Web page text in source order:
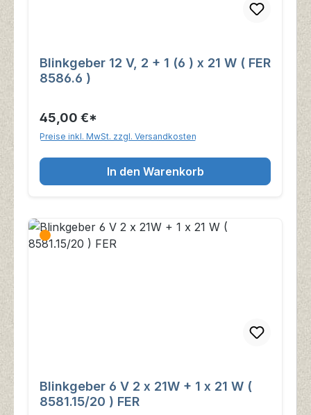
Blinkgeber 12 V, 2 + 1 (6 ) x 21 W ( FER
8586.6 )
45,00 €*
Preise inkl. MwSt. zzgl. Versandkosten
In den Warenkorb
Blinkgeber 6 V 2 x 21W + 1 x 21 W (
8581.15/20 ) FER